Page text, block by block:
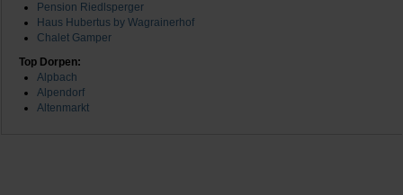
Pension Riedlsperger
Haus Hubertus by Wagrainerhof
Chalet Gamper
Top Dorpen:
Alpbach
Alpendorf
Altenmarkt